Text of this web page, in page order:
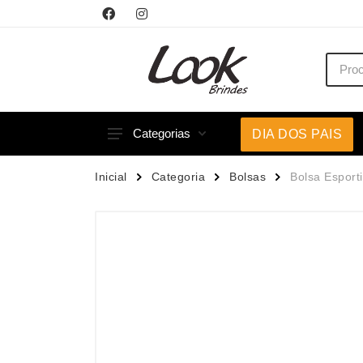
Categorias
Acessórios p/ Celular
Canecas
DIA DOS PAIS
Inicial Categoria Bolsas Bolsa